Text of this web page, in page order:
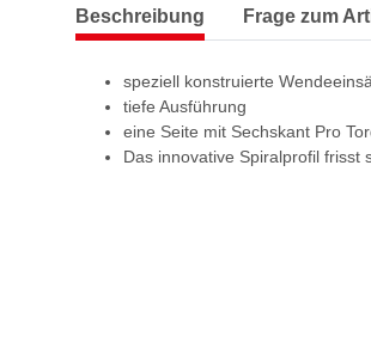
Beschreibung Frage zum
speziell konstruierte
tiefe Ausführung
eine Seite mit Sechskant Pro
Das innovative Spiralprofil frisst